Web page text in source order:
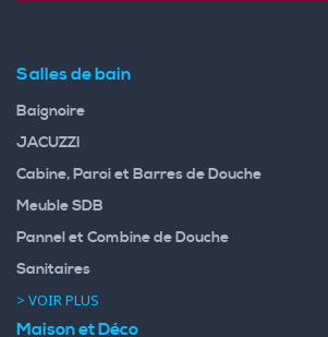
Salles de bain
Baignoire
JACUZZI
Cabine, Paroi et Barres de Douche
Meuble SDB
Pannel et Combine de Douche
Sanitaires
> VOIR PLUS
Maison et Déco